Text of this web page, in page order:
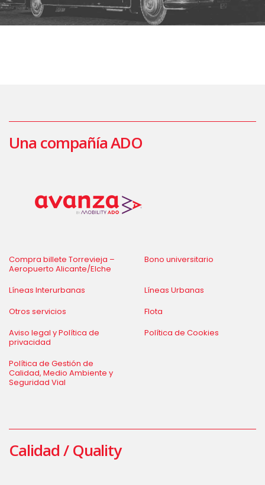
Una compañía ADO
Compra billete Torrevieja –
Aeropuerto Alicante/Elche
Bono universitario
Líneas Interurbanas
Líneas Urbanas
Otros servicios
Flota
Aviso legal y Política de
privacidad
Política de Cookies
Política de Gestión de
Calidad, Medio Ambiente y
Seguridad Vial
Calidad / Quality